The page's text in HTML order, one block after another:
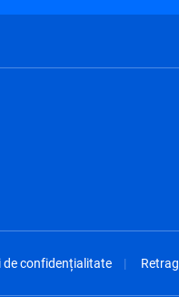
de confidențialitate